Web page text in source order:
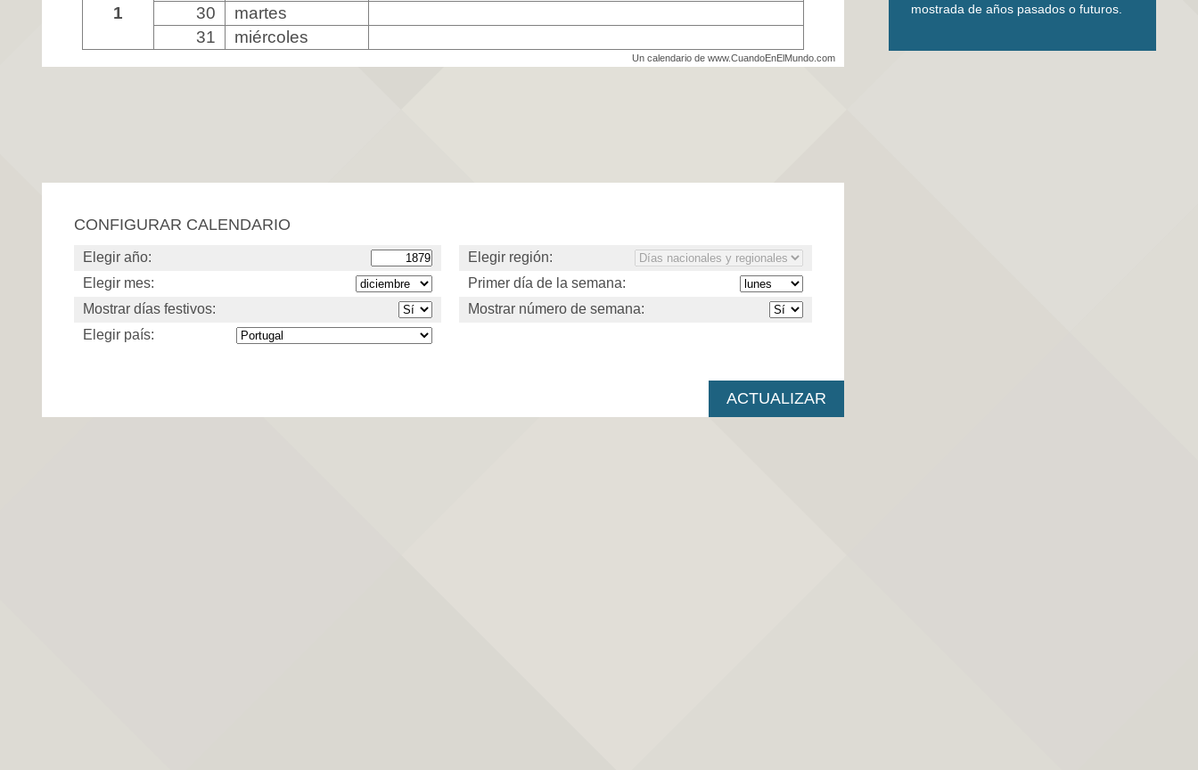
1
30
martes
31
miércoles
Un calendario de www.CuandoEnElMundo.com
CONFIGURAR CALENDARIO
Elegir año:
Elegir mes:
Mostrar días festivos:
Elegir país:
Elegir región:
Primer día de la semana:
Mostrar número de semana:
mostrada de años pasados o futuros.